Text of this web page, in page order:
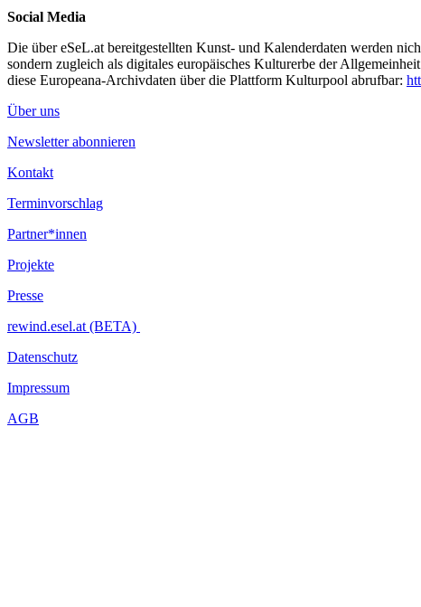
Social Media
Die über eSeL.at bereitgestellten Kunst- und Kalenderdaten werden
sondern zugleich als digitales europäisches Kulturerbe der
diese Europeana-Archivdaten über die Plattform Kulturpool abrufbar:
Über uns
Newsletter abonnieren
Kontakt
Terminvorschlag
Partner*innen
Projekte
Presse
rewind.esel.at (BETA)
Datenschutz
Impressum
AGB